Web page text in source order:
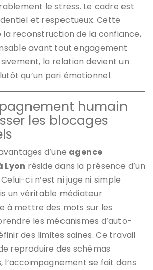
le stress. Le cadre est
et respectueux. Cette
reconstruction de la confiance,
avant tout engagement
la relation devient un
qu’un pari émotionnel.
humain
les blocages
d’une agence
Lyon réside dans la présence d’un
ci n’est ni juge ni simple
un véritable médiateur
à mettre des mots sur les
les mécanismes d’auto-
des limites saines. Ce travail
reproduire des schémas
l’accompagnement se fait dans